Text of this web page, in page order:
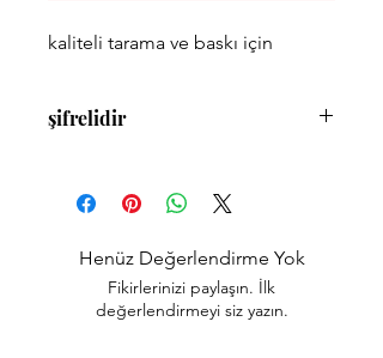
kaliteli tarama ve baskı için
şifrelidir
Henüz Değerlendirme Yok
Fikirlerinizi paylaşın. İlk
değerlendirmeyi siz yazın.